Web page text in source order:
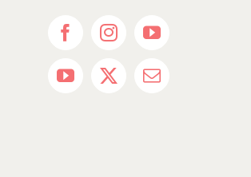
FacebookInstagramYouTube
YouTube
X Email